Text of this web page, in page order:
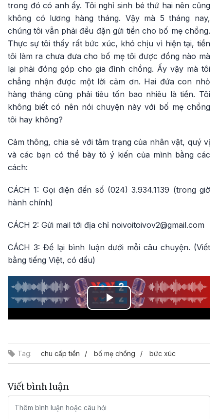
trong đó có anh ấy. Tôi nghỉ sinh bé thứ hai nên cũng
không có lương hàng tháng. Vậy mà 5 tháng nay,
chúng tôi vẫn phải đều đặn gửi tiền cho bố mẹ chồng.
Thực sự tôi thấy rất bức xúc, khó chịu vì hiện tại, tiền
tôi làm ra chưa đưa cho bố mẹ tôi được đồng nào mà
lại phải đóng góp cho gia đình chồng. Ấy vậy mà tôi
chẳng nhận được một lời cảm ơn. Hai đứa con nhỏ
hàng tháng cũng phải tiêu tốn bao nhiêu là tiền. Tôi
không biết có nên nói chuyện này với bố mẹ chồng
tôi hay không?
Cảm thông, chia sẻ với tâm trạng của nhân vật, quý vị
và các bạn có thể bày tỏ ý kiến của mình bằng các
cách:
CÁCH 1: Gọi điện đến số (024) 3.934.1139 (trong giờ
hành chính)
CÁCH 2: Gửi mail tới địa chỉ noivoitoivov2@gmail.com
CÁCH 3: Để lại bình luận dưới mỗi câu chuyện. (Viết
bằng tiếng Việt, có dấu)
Play
Tag: chu cấp tiền bố mẹ chồng bức xúc
Viết bình luận